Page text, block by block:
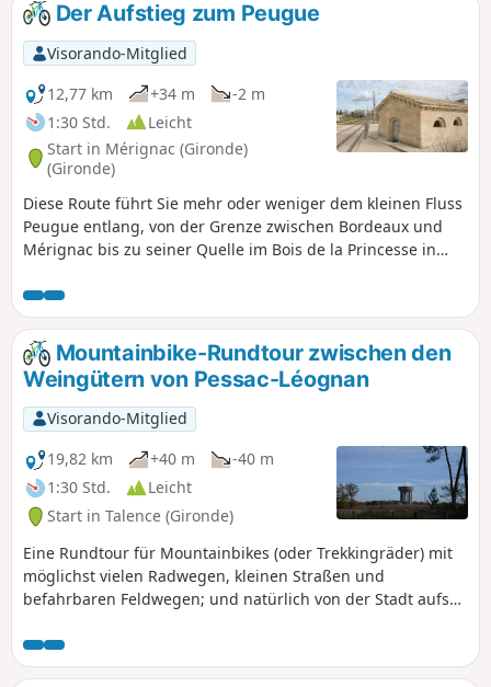
Der Aufstieg zum Peugue
Visorando-Mitglied
12,77 km
+34 m
-2 m
1:30 Std.
Leicht
Start in Mérignac (Gironde)
(Gironde)
Diese Route führt Sie mehr oder weniger dem kleinen Fluss
Peugue entlang, von der Grenze zwischen Bordeaux und
Mérignac bis zu seiner Quelle im Bois de la Princesse in
für alle Jahreszeiten geeignet ist, außer bei sehr großer
Hitze oder Regenwetter, und die mit dem Mountainbike
oder Trekkingrad befahren werden kann (der Untergrund
ist entweder asphaltiert oder aus festgestampftem
Erdreich). Auch zu Fuß möglich, allerdings an einigen
Stellen etwas mühsam (Rue des As und Rue Socrate).
Mountainbike-Rundtour zwischen den
Weingütern von Pessac-Léognan
Visorando-Mitglied
19,82 km
+40 m
-40 m
1:30 Std.
Leicht
Start in Talence (Gironde)
Eine Rundtour für Mountainbikes (oder Trekkingräder) mit
möglichst vielen Radwegen, kleinen Straßen und
befahrbaren Feldwegen; und natürlich von der Stadt aufs